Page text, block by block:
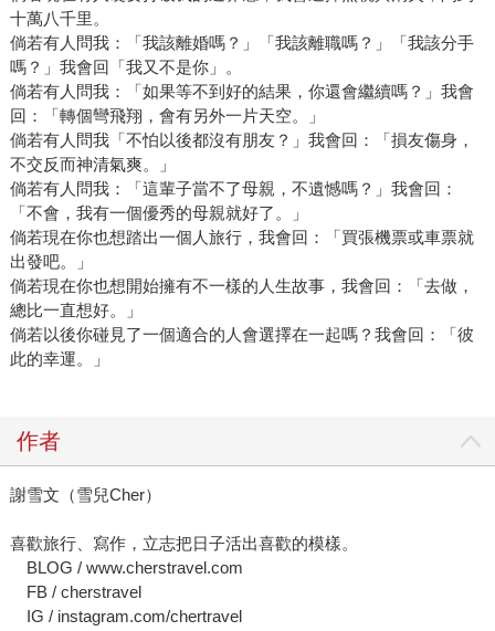
十萬八千里。
倘若有人問我：「我該離婚嗎？」「我該離職嗎？」「我該分手
嗎？」我會回「我又不是你」。
倘若有人問我：「如果等不到好的結果，你還會繼續嗎？」我會
回：「轉個彎飛翔，會有另外一片天空。」
倘若有人問我「不怕以後都沒有朋友？」我會回：「損友傷身，
不交反而神清氣爽。」
倘若有人問我：「這輩子當不了母親，不遺憾嗎？」我會回：
「不會，我有一個優秀的母親就好了。」
倘若現在你也想踏出一個人旅行，我會回：「買張機票或車票就
出發吧。」
倘若現在你也想開始擁有不一樣的人生故事，我會回：「去做，
總比一直想好。」
倘若以後你碰見了一個適合的人會選擇在一起嗎？我會回：「彼
此的幸運。」
作者
謝雪文（雪兒Cher）
喜歡旅行、寫作，立志把日子活出喜歡的模樣。
BLOG / www.cherstravel.com
FB / cherstravel
IG / instagram.com/chertravel